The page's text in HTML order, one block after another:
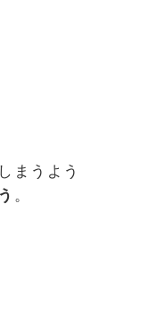
まうよう
。